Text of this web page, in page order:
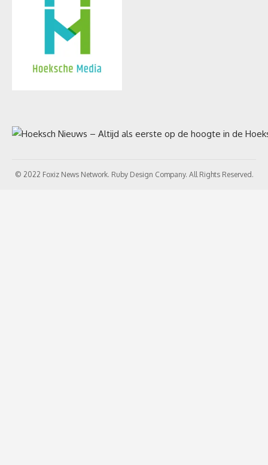
© 2022 Foxiz News Network. Ruby Design Company. All Rights Reserved.